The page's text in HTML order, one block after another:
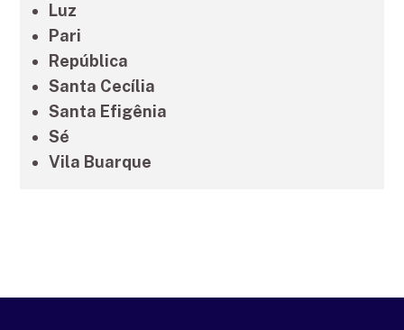
Luz
Pari
República
Santa Cecília
Santa Efigênia
Sé
Vila Buarque